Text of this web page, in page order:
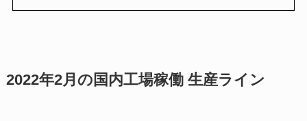
2022年2月の国内工場稼働 生産ライン